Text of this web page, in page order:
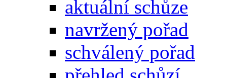
aktuální schůze
navržený pořad
schválený pořad